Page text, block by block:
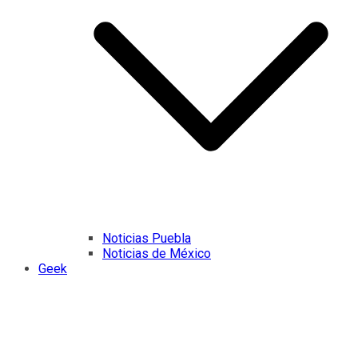
Noticias Puebla
Noticias de México
Geek